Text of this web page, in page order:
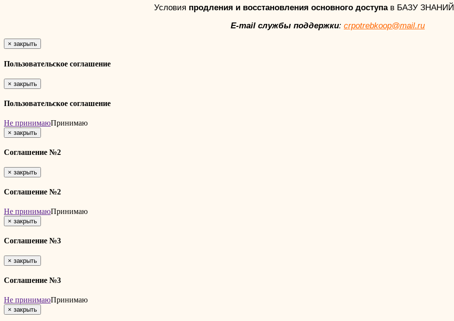
Условия продления и восстановления основного доступав БАЗУ ЗНАНИЙ
E-mail службы поддержки: crpotrebkoop@mail.ru
× закрыть
Пользовательское соглашение
× закрыть
Пользовательское соглашение
Не принимаюПринимаю
× закрыть
Соглашение №2
× закрыть
Соглашение №2
Не принимаюПринимаю
× закрыть
Соглашение №3
× закрыть
Соглашение №3
Не принимаюПринимаю
× закрыть